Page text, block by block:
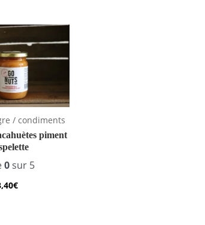
/ condiments
piment
0sur 5
€